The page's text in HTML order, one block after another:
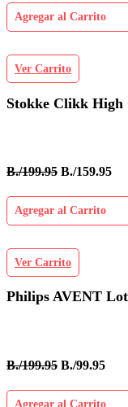
Agregar al Carrito
Ver Carrito
Stokke Clikk
B./199.95 B./159.95
Agregar al Carrito
Ver Carrito
Philips AVENT
B./199.95 B./99.95
Agregar al Carrito